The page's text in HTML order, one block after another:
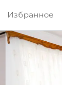
Избранное